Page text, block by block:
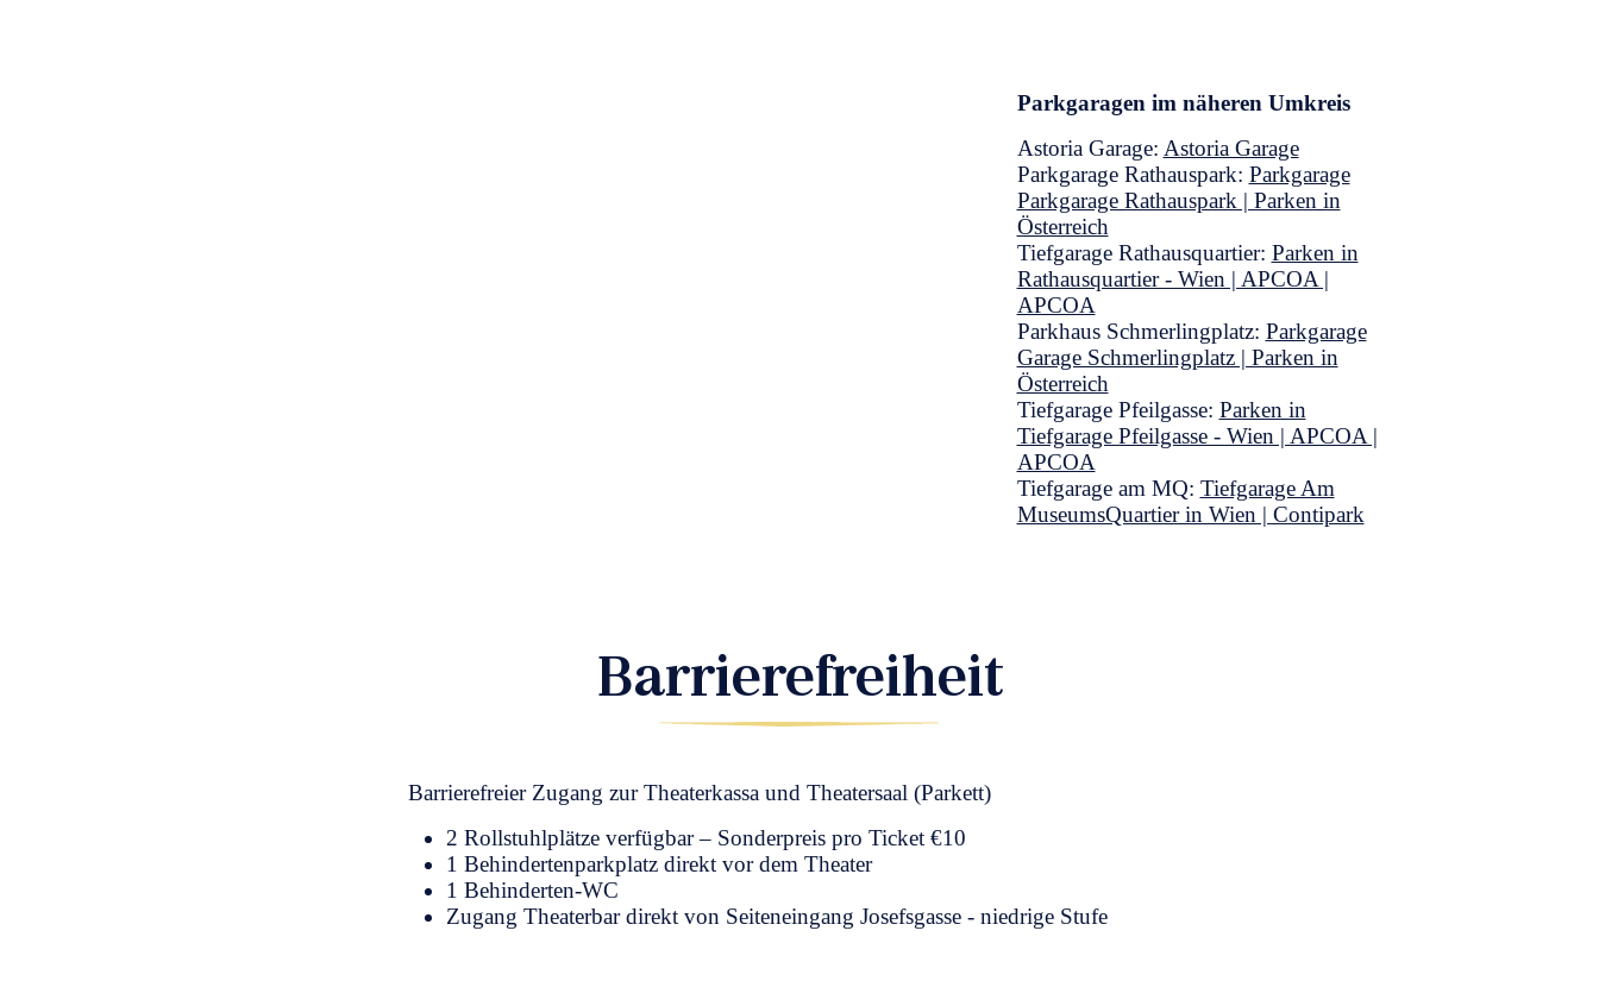
Parkgaragen im näheren Umkreis
Astoria Garage: Astoria Garage
Parkgarage Rathauspark: Parkgarage
Parkgarage Rathauspark | Parken in
Österreich
Tiefgarage Rathausquartier: Parken in
Rathausquartier - Wien | APCOA |
APCOA
Parkhaus Schmerlingplatz: Parkgarage
Garage Schmerlingplatz | Parken in
Österreich
Tiefgarage Pfeilgasse: Parken in
Tiefgarage Pfeilgasse - Wien | APCOA |
APCOA
Tiefgarage am MQ: Tiefgarage Am
MuseumsQuartier in Wien | Contipark
Barrierefreiheit
Barrierefreier Zugang zur Theaterkassa und Theatersaal (Parkett)
2 Rollstuhlplätze verfügbar – Sonderpreis pro Ticket €10
1 Behindertenparkplatz direkt vor dem Theater
1 Behinderten-WC
Zugang Theaterbar direkt von Seiteneingang Josefsgasse - niedrige Stufe